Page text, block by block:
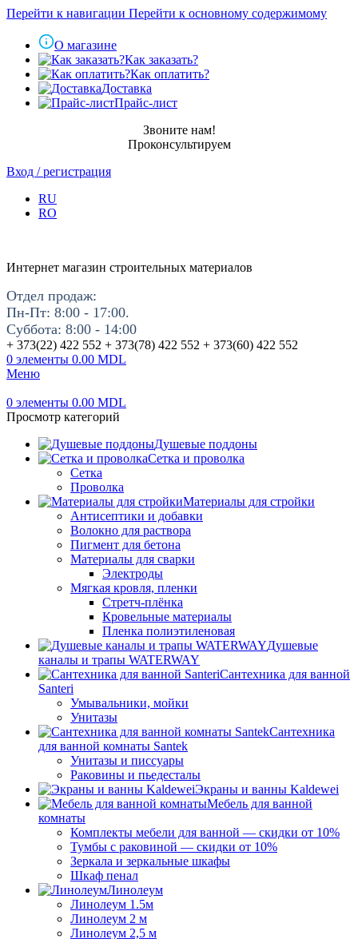
Перейти к навигации Перейти к основному содержимому
О магазине
Как заказать?
Как оплатить?
Доставка
Прайс-лист
Звоните нам!
Проконсультируем
Вход / регистрация
RU
RO
Интернет магазин строительных материалов
Отдел продаж:
Пн-Пт: 8:00 - 17:00.
Суббота: 8:00 - 14:00
+ 373(22) 422 552 + 373(78) 422 552 + 373(60) 422 552
0 элементы 0.00 MDL
Меню
0 элементы 0.00 MDL
Просмотр категорий
Душевые поддоны
Сетка и проволка
Сетка
Проволка
Материалы для стройки
Антисептики и добавки
Волокно для раствора
Пигмент для бетона
Материалы для сварки
Электроды
Мягкая кровля, пленки
Стретч-плёнка
Кровельные материалы
Пленка полиэтиленовая
Душевые
каналы и трапы WATERWAY
Сантехника для ванной
Santeri
Умывальники, мойки
Унитазы
Сантехника
для ванной комнаты Santek
Унитазы и писсуары
Раковины и пьедесталы
Экраны и ванны Kaldewei
Мебель для ванной
комнаты
Комплекты мебели для ванной — скидки от 10%
Тумбы с раковиной — скидки от 10%
Зеркала и зеркальные шкафы
Шкаф пенал
Линолеум
Линолеум 1.5м
Линолеум 2 м
Линолеум 2,5 м